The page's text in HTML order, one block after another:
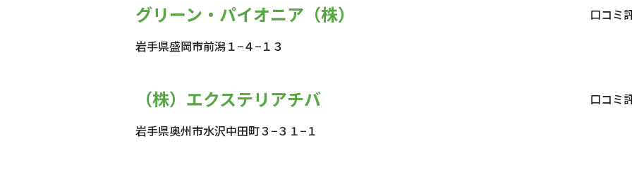
グリーン・パイオニア（株） 口コミ
岩手県盛岡市前潟１−４−１３
（株）エクステリアチバ 口コミ
岩手県奥州市水沢中田町３−３１−１